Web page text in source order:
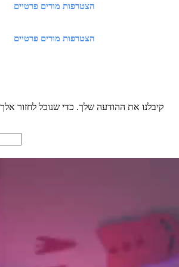
הצטרפות מורים פרטיים
הצטרפות מורים פרטיים
קיבלנו את ההודעה שלך. כדי שנוכל לחזור